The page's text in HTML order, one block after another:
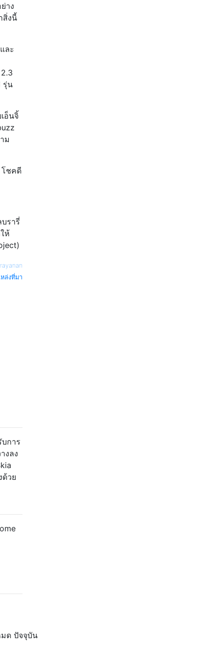
าง
สิ่งนี้
ละ
รุ่น
อ็นจิ้
ม
โชคดี
รารี่
ห้
ล่งที่มา
การ
งลง
วย
ด ปัจจุบัน